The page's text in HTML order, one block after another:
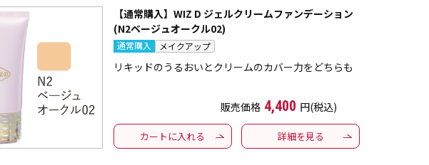
【通常購入】WIZ D ジェルクリームファンデーション
(N2ベージュオークル02)
通常購入 メイクアップ
リキッドのうるおいとクリームのカバー力をどちらも
販売価格 4,400 円(税込)
カートに入れる 詳細を見る